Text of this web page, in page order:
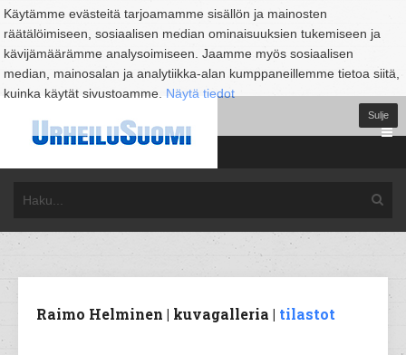
Käytämme evästeitä tarjoamamme sisällön ja mainosten
räätälöimiseen, sosiaalisen median ominaisuuksien tukemiseen ja
kävijämäärämme analysoimiseen. Jaamme myös sosiaalisen
median, mainosalan ja analytiikka-alan kumppaneillemme tietoa siitä,
kuinka käytät sivustoamme. Näytä tiedot
Sulje
Raimo Helminen | kuvagalleria | tilastot